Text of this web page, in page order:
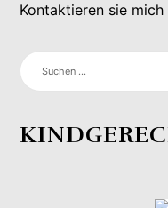
Kontaktieren sie
SUCHEN
NACH: